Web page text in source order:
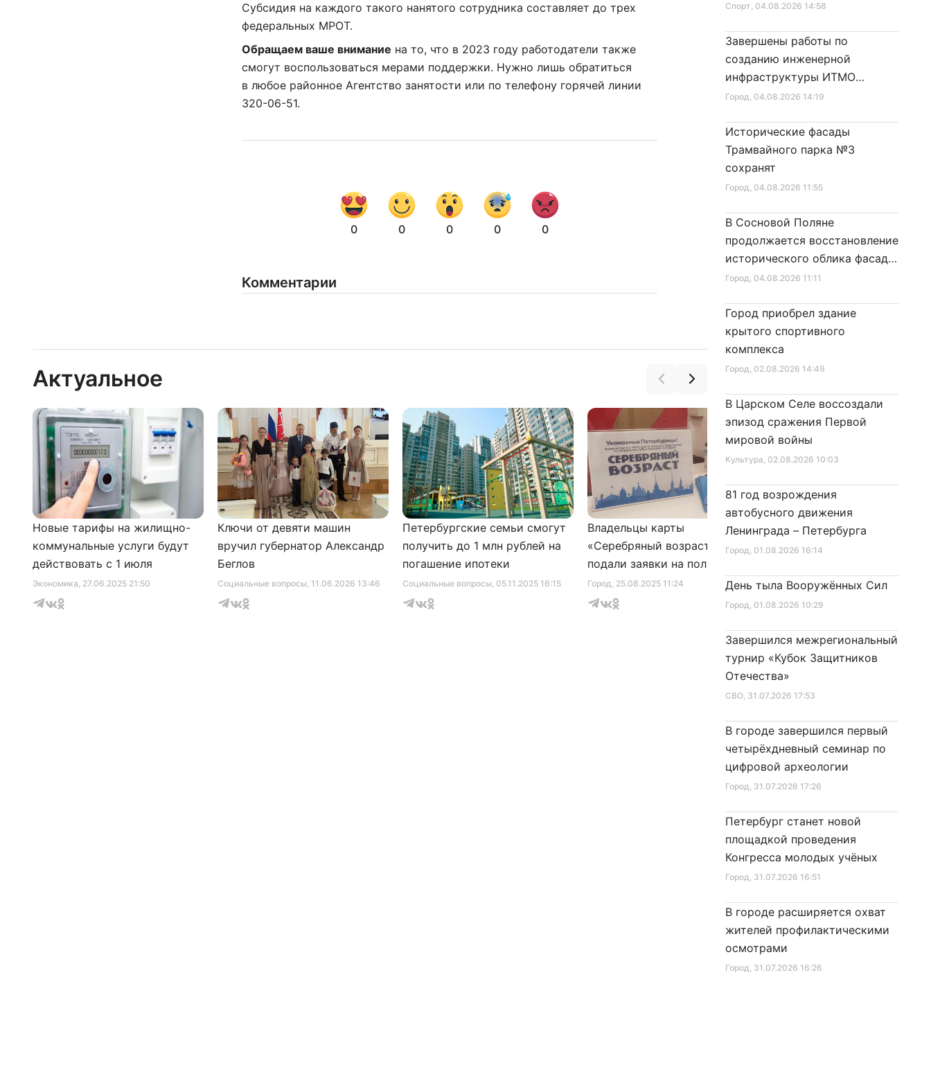
Субсидия на каждого такого нанятого сотрудника составляет до трех
федеральных МРОТ.
Обращаем ваше внимание на то, что в 2023 году работодатели также
смогут воспользоваться мерами поддержки. Нужно лишь обратиться
в любое районное Агентство занятости или по телефону горячей линии
320-06-51.
0 0 0 0 0
Комментарии
Актуальное
Экономика, 27.06.2025 21:50
Новые тарифы на жилищно-
коммунальные услуги будут
действовать с 1 июля
Социальные вопросы, 11.06.2026 13:46
Ключи от девяти машин
вручил губернатор Александр
Беглов
Социальные вопросы, 05.11.2025 16:15
Петербургские семьи смогут
получить до 1 млн рублей на
погашение ипотеки
Город, 25.08.2025 11:24
Владельцы карты
«Серебряный возраст»
подали заявки на получение
сертификата для посещения
музеев
Город, 10.01.2026 16:46
Александр Беглов подписал
Закон «О внесении изменения
«Социальный кодекс
Санкт‑Петербурга»
Спорт, 04.08.2026 14:58
Город, 04.08.2026 14:19
Завершены работы по
созданию инженерной
инфраструктуры ИТМО
Хайпарк
Город, 04.08.2026 11:55
Исторические фасады
Трамвайного парка №3
сохранят
Город, 04.08.2026 11:11
В Сосновой Поляне
продолжается восстановление
исторического облика фасада
дома № 21
Город, 02.08.2026 14:49
Город приобрел здание
крытого спортивного
комплекса
Культура, 02.08.2026 10:03
В Царском Селе воссоздали
эпизод сражения Первой
мировой войны
Город, 01.08.2026 16:14
81 год возрождения
автобусного движения
Ленинграда – Петербурга
Город, 01.08.2026 10:29
День тыла Вооружённых Сил
СВО, 31.07.2026 17:53
Завершился межрегиональный
турнир «Кубок Защитников
Отечества»
Город, 31.07.2026 17:26
В городе завершился первый
четырёхдневный семинар по
цифровой археологии
Город, 31.07.2026 16:51
Петербург станет новой
площадкой проведения
Конгресса молодых учёных
Город, 31.07.2026 16:26
В городе расширяется охват
жителей профилактическими
осмотрами